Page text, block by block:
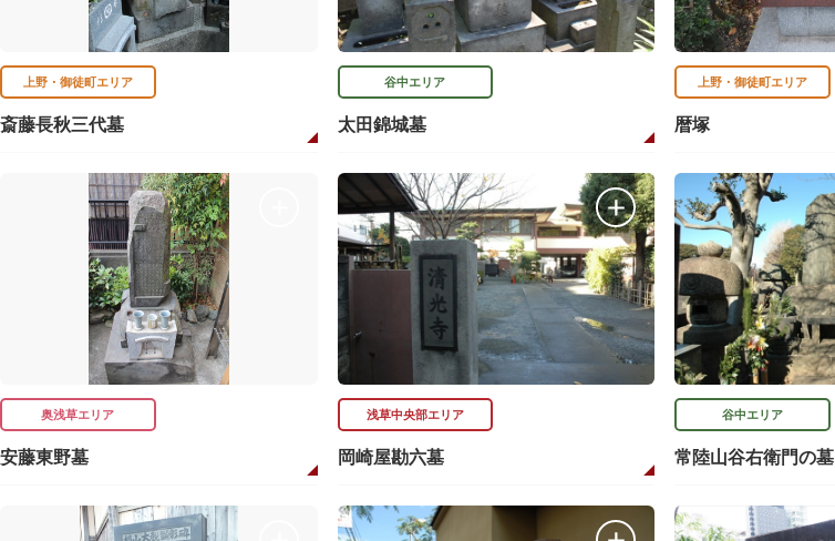
上野・御徒町エリア
斎藤長秋三代墓
谷中エリア
太田錦城墓
上野・御徒町エリア
暦塚
奥浅草エリア
安藤東野墓
浅草中央部エリア
岡崎屋勘六墓
谷中エリア
常陸山谷右衛門の墓